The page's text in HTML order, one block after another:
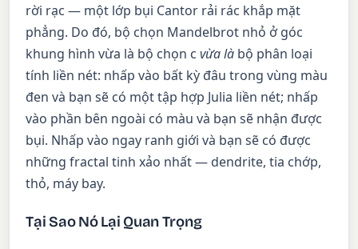
rời rạc — một lớp bụi Cantor rải rác khắp mặt
phẳng. Do đó, bộ chọn Mandelbrot nhỏ ở góc
khung hình vừa là bộ chọn cvừa là bộ phân loại
tính liền nét: nhấp vào bất kỳ đâu trong vùng màu
đen và bạn sẽ có một tập hợp Julia liền nét; nhấp
vào phần bên ngoài có màu và bạn sẽ nhận được
bụi. Nhấp vào ngay ranh giới và bạn sẽ có được
những fractal tinh xảo nhất — dendrite, tia chớp,
thỏ, máy bay.
Tại Sao Nó Lại Quan Trọng